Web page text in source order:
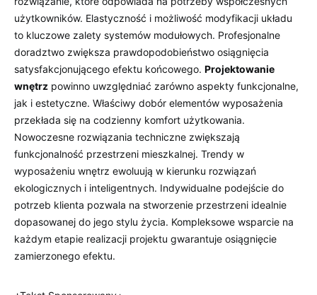
użytkowników. Elastyczność i możliwość modyfikacji układu
to kluczowe zalety systemów modułowych. Profesjonalne
doradztwo zwiększa prawdopodobieństwo osiągnięcia
satysfakcjonującego efektu końcowego. Projektowanie
wnętrz powinno uwzględniać zarówno aspekty funkcjonalne,
jak i estetyczne. Właściwy dobór elementów wyposażenia
przekłada się na codzienny komfort użytkowania.
Nowoczesne rozwiązania techniczne zwiększają
funkcjonalność przestrzeni mieszkalnej. Trendy w
wyposażeniu wnętrz ewoluują w kierunku rozwiązań
ekologicznych i inteligentnych. Indywidualne podejście do
potrzeb klienta pozwala na stworzenie przestrzeni idealnie
dopasowanej do jego stylu życia. Kompleksowe wsparcie na
każdym etapie realizacji projektu gwarantuje osiągnięcie
zamierzonego efektu.